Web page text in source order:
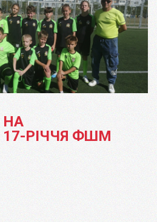
РІЧЧЯ ФШМ